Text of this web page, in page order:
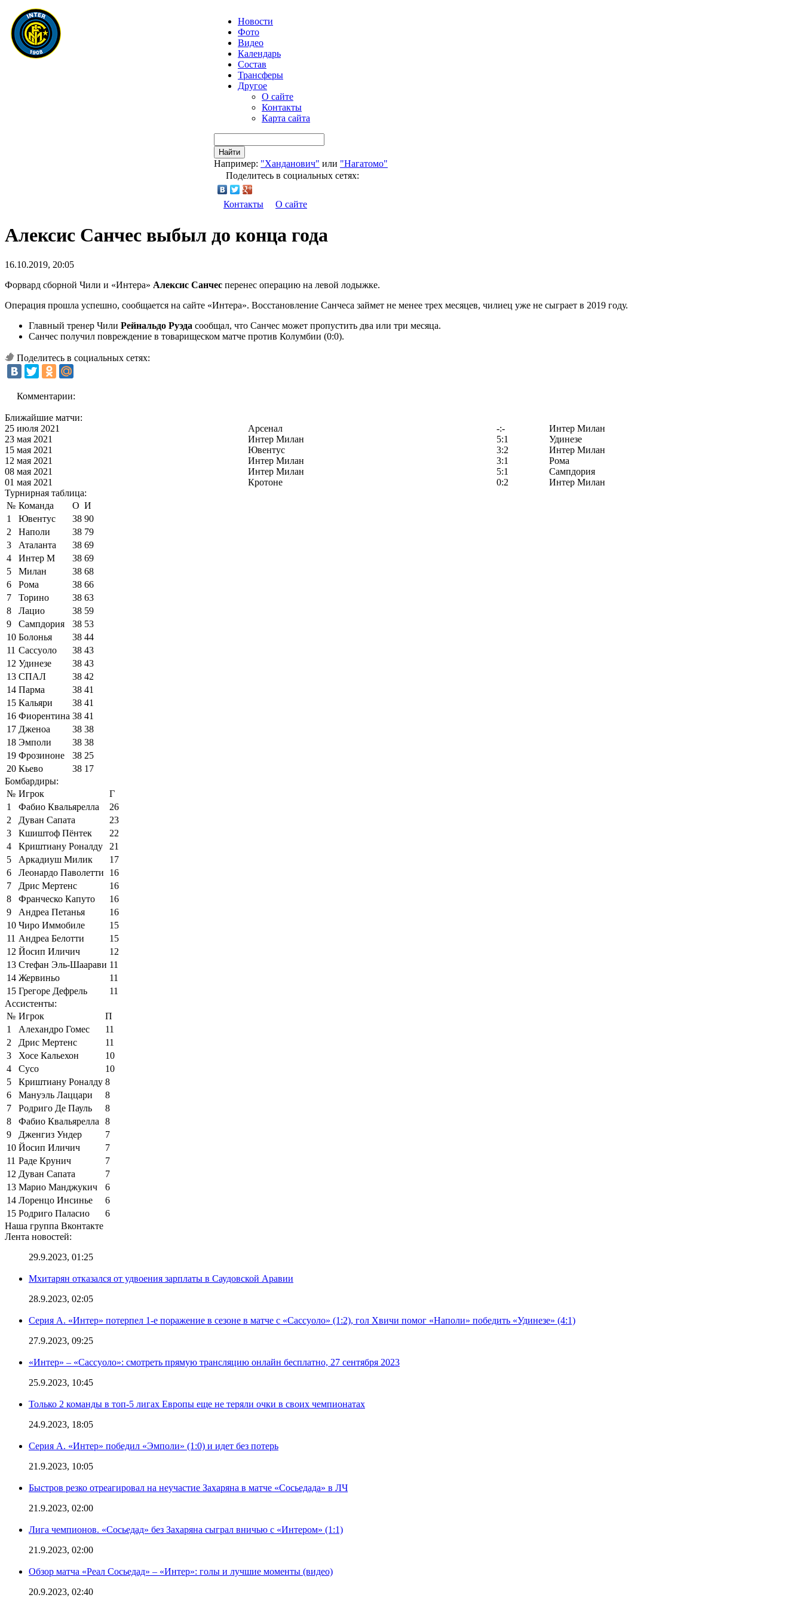
Новости
Фото
Видео
Календарь
Состав
Трансферы
Другое
О сайте
Контакты
Карта сайта
Найти
Например: "Ханданович" или "Нагатомо"
Поделитесь в социальных сетях:
Контакты О сайте
Алексис Санчес выбыл до конца года
16.10.2019, 20:05
Форвард сборной Чили и «Интера» Алексис Санчес перенес операцию на левой лодыжке.
Операция прошла успешно, сообщается на сайте «Интера». Восстановление Санчеса займет не менее трех месяцев, чилиец уже не сыграет в 2019 году.
Главный тренер Чили Рейнальдо Руэда сообщал, что Санчес может пропустить два или три месяца.
Санчес получил повреждение в товарищеском матче против Колумбии (0:0).
Поделитесь в социальных сетях:
Комментарии:
Ближайшие матчи:
25 июля 2021
Арсенал -:-
Интер Милан
23 мая 2021
Интер Милан 5:1
Удинезе
15 мая 2021
Ювентус 3:2
Интер Милан
12 мая 2021
Интер Милан 3:1
Рома
08 мая 2021
Интер Милан 5:1
Сампдория
01 мая 2021
Кротоне 0:2
Интер Милан
Турнирная таблица:
№ Команда О И
1
Ювентус 38 90
2
Наполи 38 79
3
Аталанта 38 69
4
Интер М 38 69
5
Милан 38 68
6
Рома 38 66
7
Торино 38 63
8
Лацио 38 59
9
Сампдория 38 53
10 Болонья 38 44
11 Сассуоло 38 43
12 Удинезе 38 43
13 СПАЛ 38 42
14 Парма 38 41
15 Кальяри 38 41
16 Фиорентина 38 41
17 Дженоа 38 38
18 Эмполи 38 38
19 Фрозиноне 38 25
20 Кьево 38 17
Бомбардиры:
№ Игрок
Г
1
Фабио Квальярелла
26
2
Дуван Сапата
23
3
Кшиштоф Пёнтек
22
4
Криштиану Роналду
21
5
Аркадиуш Милик
17
6
Леонардо Паволетти
16
7
Дрис Мертенс
16
8
Франческо Капуто
16
9
Андреа Петанья
16
10 Чиро Иммобиле
15
11 Андреа Белотти
15
12 Йосип Иличич
12
13 Стефан Эль-Шаарави 11
14 Жервиньо
11
15 Грегоре Дефрель
11
Ассистенты:
№ Игрок
П
1
Алехандро Гомес
11
2
Дрис Мертенс
11
3
Хосе Кальехон
10
4
Сусо
10
5
Криштиану Роналду 8
6
Мануэль Лаццари
8
7
Родриго Де Пауль
8
8
Фабио Квальярелла
8
9
Дженгиз Ундер
7
10 Йосип Иличич
7
11 Раде Крунич
7
12 Дуван Сапата
7
13 Марио Манджукич
6
14 Лоренцо Инсинье
6
15 Родриго Паласио
6
Наша группа Вконтакте
Лента новостей:
29.9.2023, 01:25
Мхитарян отказался от удвоения зарплаты в Саудовской Аравии
28.9.2023, 02:05
Серия А. «Интер» потерпел 1-е поражение в сезоне в матче с «Сассуоло» (1:2), гол Хвичи помог «Наполи» победить «Удинезе» (4:1)
27.9.2023, 09:25
«Интер» – «Сассуоло»: смотреть прямую трансляцию онлайн бесплатно, 27 сентября 2023
25.9.2023, 10:45
Только 2 команды в топ-5 лигах Европы еще не теряли очки в своих чемпионатах
24.9.2023, 18:05
Серия А. «Интер» победил «Эмполи» (1:0) и идет без потерь
21.9.2023, 10:05
Быстров резко отреагировал на неучастие Захаряна в матче «Сосьедада» в ЛЧ
21.9.2023, 02:00
Лига чемпионов. «Сосьедад» без Захаряна сыграл вничью с «Интером» (1:1)
21.9.2023, 02:00
Обзор матча «Реал Сосьедад» – «Интер»: голы и лучшие моменты (видео)
20.9.2023, 02:40